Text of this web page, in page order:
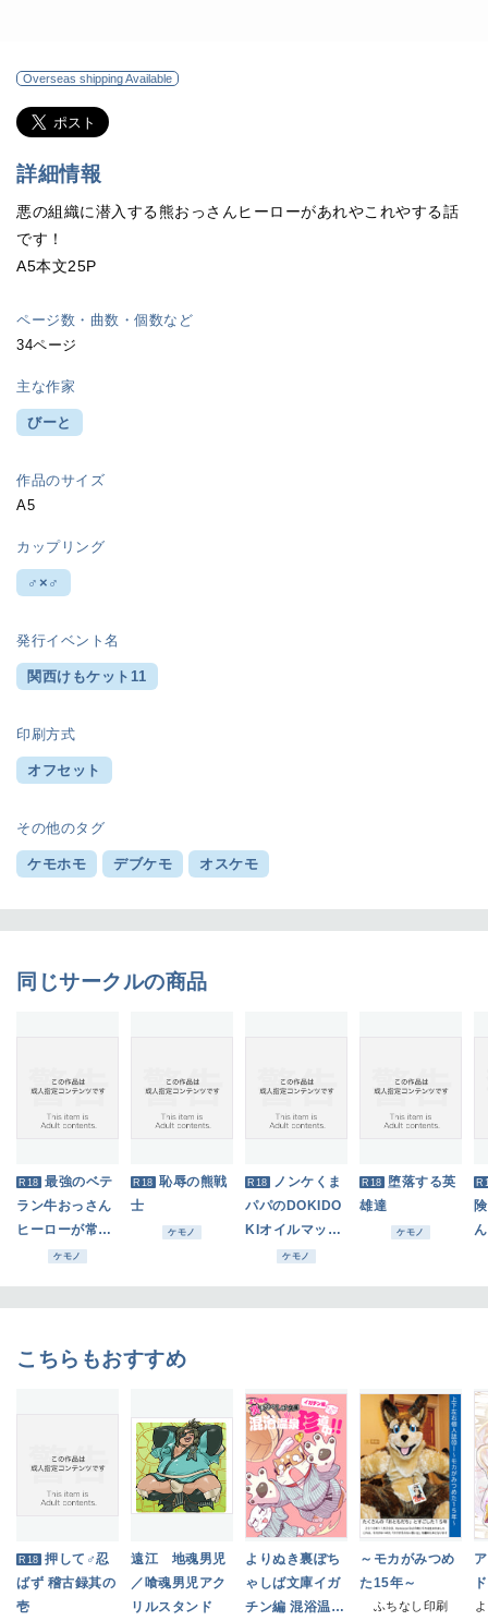
Overseas shipping Available
詳細情報
悪の組織に潜入する熊おっさんヒーローがあれやこれやする話
です！
A5本文25P
ページ数・曲数・個数など
34ページ
主な作家
びーと
作品のサイズ
A5
カップリング
♂×♂
発行イベント名
関西けもケット11
印刷方式
オフセット
その他のタグ
ケモホモ デブケモ オスケモ
同じサークルの商品
R18 最強のベテ
ラン牛おっさん
ヒーローが常識
改変される話
ケモノ
R18 恥辱の熊戦
士
ケモノ
R18 ノンケくま
パパのDOKIDO
KIオイルマッサ
ケモノ
R18 堕落する英
雄達
ケモノ
こちらもおすすめ
R18 押して♂忍
ばず 稽古録其の
壱
遠江 地魂男児
／喰魂男児アク
リルスタンド
よりぬき裏ぽち
ゃしば文庫イガ
チン編 混浴温泉
～モカがみつめ
た15年～
ふちなし印刷